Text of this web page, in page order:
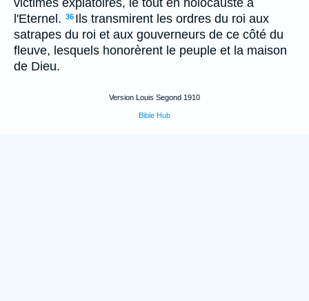
victimes expiatoires, le tout en holocauste à
l'Eternel. 36 Ils transmirent les ordres du roi aux
satrapes du roi et aux gouverneurs de ce côté du
fleuve, lesquels honorèrent le peuple et la maison
de Dieu.
Version Louis Segond 1910
Bible Hub